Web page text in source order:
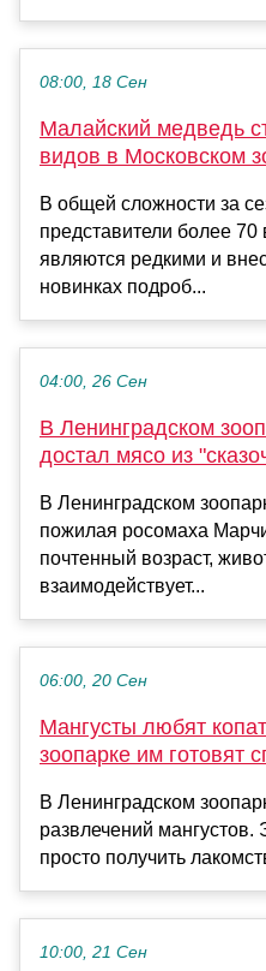
08:00, 18 Сен
Малайский медведь
видов в Московском
В общей сложности за
представители более
являются редкими и
новинках подроб...
04:00, 26 Сен
В Ленинградском
достал мясо из
В Ленинградском
пожилая росомаха
почтенный возраст,
взаимодействует...
06:00, 20 Сен
Мангусты любят
зоопарке им готовят
В Ленинградском
развлечений
просто получить
10:00, 21 Сен